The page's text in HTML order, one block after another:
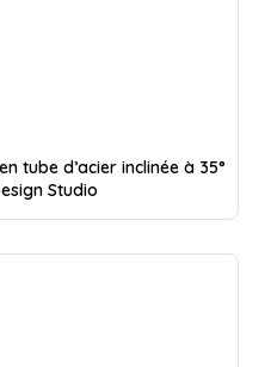
tube d’acier inclinée à 35°
Studio